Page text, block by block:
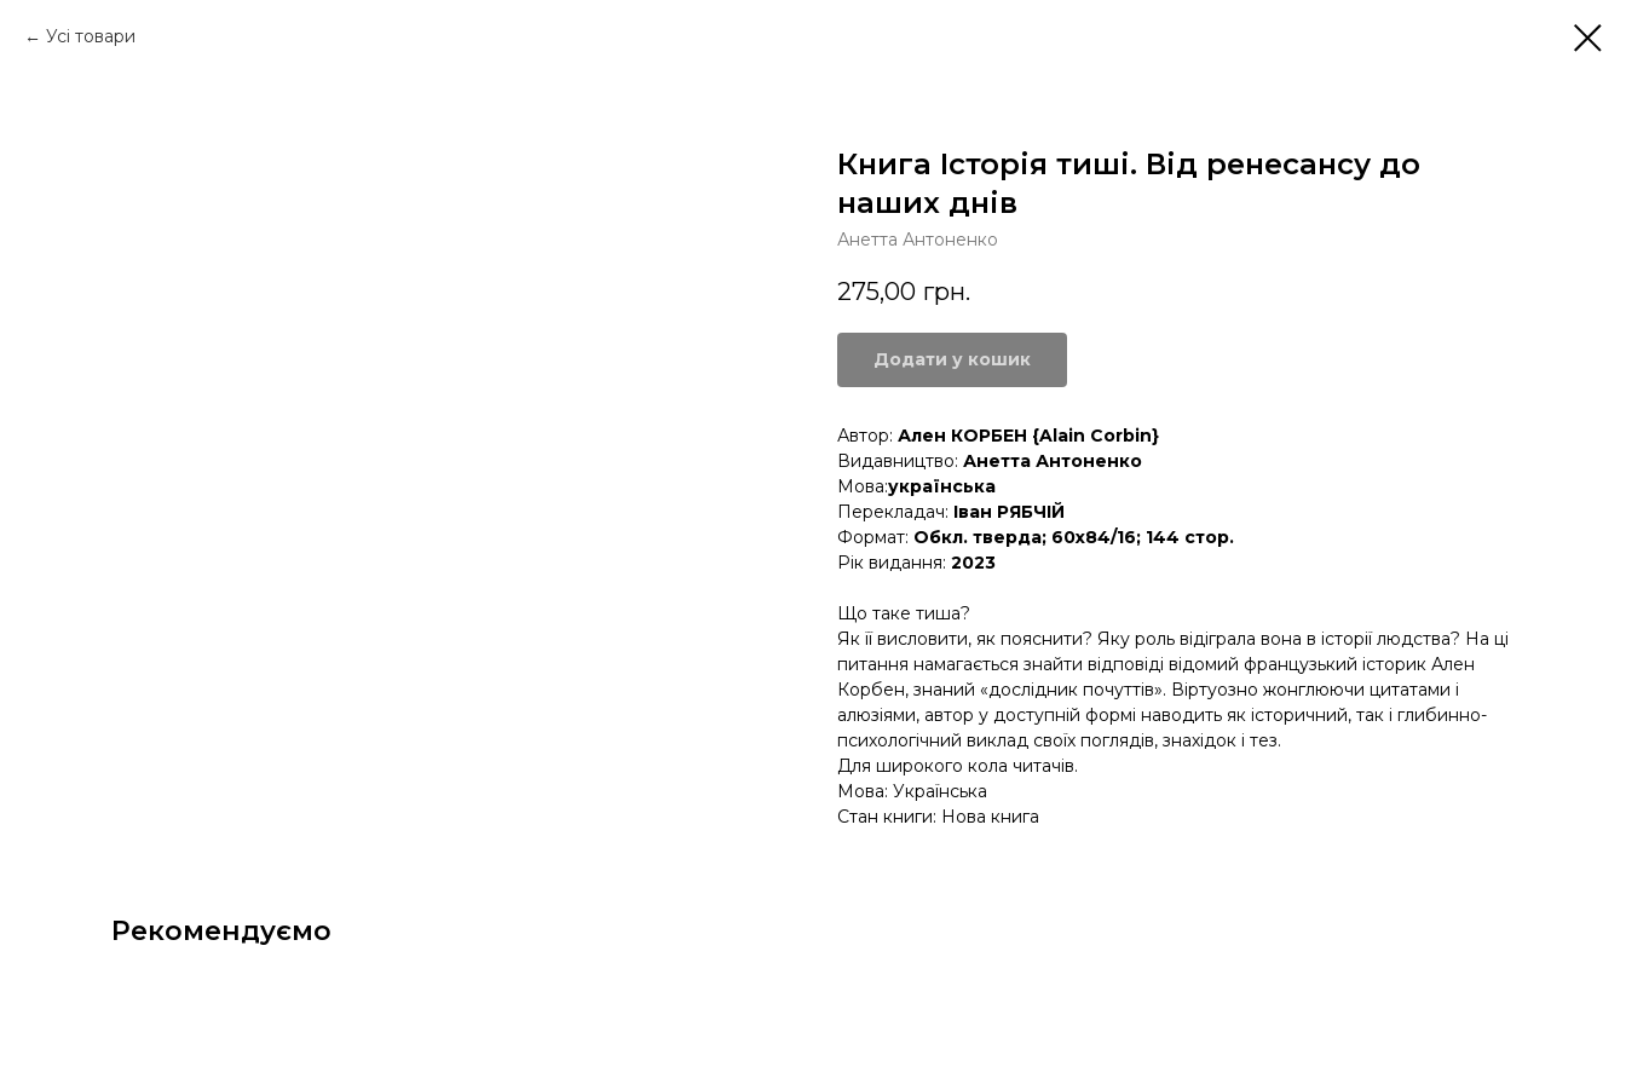
Усі товари
Книга Історія тиші. Від ренесансу до
наших днів
Анетта Антоненко
275,00 грн.
Додати у кошик
Автор: Ален КОРБЕН {Alain Corbin}
Видавництво: Анетта Антоненко
Мова:українська
Перекладач: Іван РЯБЧІЙ
Формат: Обкл. тверда; 60х84/16; 144 стор.
Рік видання: 2023
Що таке тиша?
Як її висловити, як пояснити? Яку роль відіграла вона в історії людства? На ці
питання намагається знайти відповіді відомий французький історик Ален
Корбен, знаний «дослідник почуттів». Віртуозно жонглюючи цитатами і
алюзіями, автор у доступній формі наводить як історичний, так і глибинно-
психологічний виклад своїх поглядів, знахідок і тез.
Для широкого кола читачів.
Мова: Українська
Стан книги: Нова книга
Рекомендуємо